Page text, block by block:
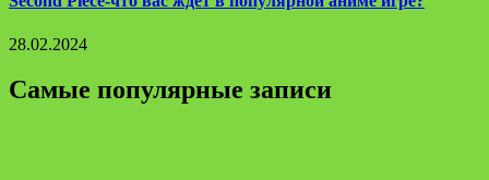
28.02.2024
Самые популярные записи